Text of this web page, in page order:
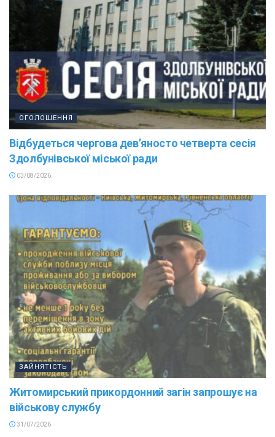
ОГОЛОШЕННЯ
Відбудеться чергова дев’яносто четверта сесія
Здолбунівської міської ради
03/08/2026
ЗАЙНЯТІСТЬ
Житомирський прикордонний загін запрошує на
військову службу
31/07/2026